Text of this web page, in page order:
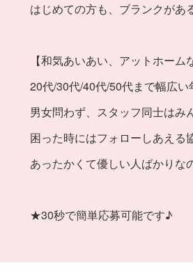
はじめての方も、ブランクがあ
【和気あいあい、アットホーム
20代/30代/40代/50代まで幅広い
男女問わず、スタッフ同士はみ
困った時にはフォローしあえる
あったかくて優しい人ばかりな
★30秒で簡単応募可能です♪